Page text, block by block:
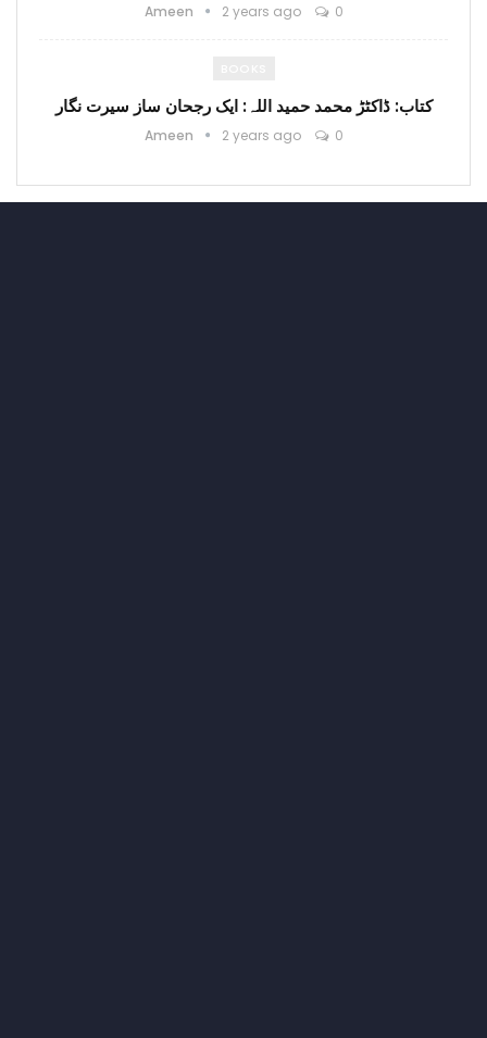
Ameen 2 years ago 0
کتاب: ڈاکٹڑ محمد حمید اللہ: ایک رجحان ساز سیرت نگار
Ameen 2 years ago 0